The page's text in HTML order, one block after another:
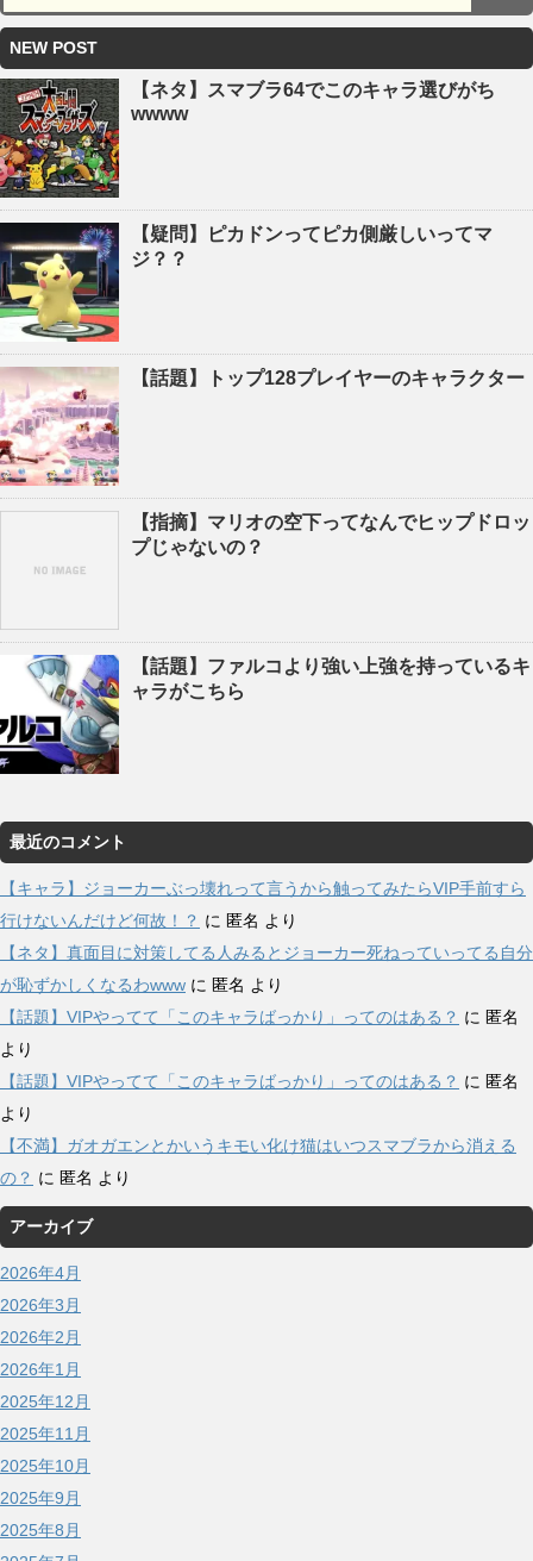
NEW POST
【ネタ】スマブラ64でこのキャラ選びがち
wwww
【疑問】ピカドンってピカ側厳しいってマ
ジ？？
【話題】トップ128プレイヤーのキャラクター
【指摘】マリオの空下ってなんでヒップドロッ
プじゃないの？
【話題】ファルコより強い上強を持っているキ
ャラがこちら
最近のコメント
【キャラ】ジョーカーぶっ壊れって言うから触ってみたらVIP手前すら
行けないんだけど何故！？ に 匿名 より
【ネタ】真面目に対策してる人みるとジョーカー死ねっていってる自分
が恥ずかしくなるわwww に 匿名 より
【話題】VIPやってて「このキャラばっかり」ってのはある？ に 匿名
より
【話題】VIPやってて「このキャラばっかり」ってのはある？ に 匿名
より
【不満】ガオガエンとかいうキモい化け猫はいつスマブラから消える
の？ に 匿名 より
アーカイブ
2026年4月
2026年3月
2026年2月
2026年1月
2025年12月
2025年11月
2025年10月
2025年9月
2025年8月